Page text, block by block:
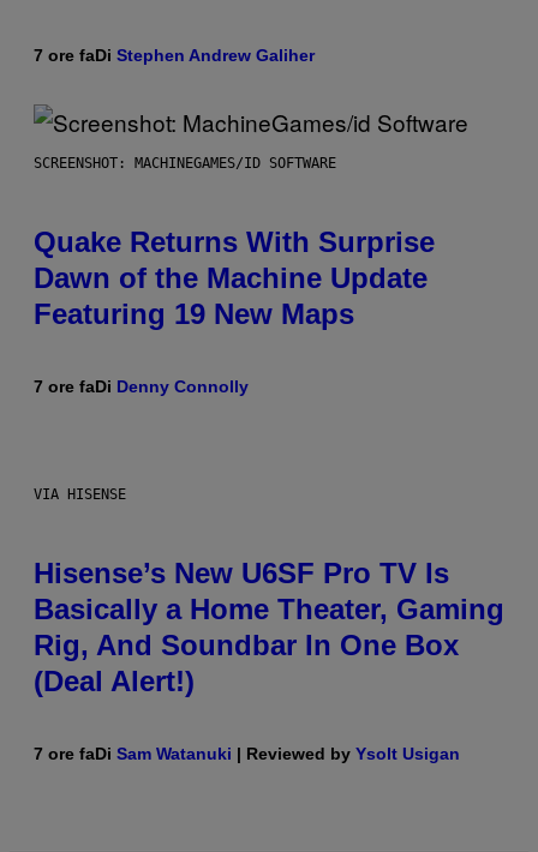
7 ore faDi Stephen Andrew Galiher
SCREENSHOT: MACHINEGAMES/ID SOFTWARE
Quake Returns With Surprise
Dawn of the Machine Update
Featuring 19 New Maps
7 ore faDi Denny Connolly
VIA HISENSE
Hisense’s New U6SF Pro TV Is
Basically a Home Theater, Gaming
Rig, And Soundbar In One Box
(Deal Alert!)
7 ore faDi Sam Watanuki | Reviewed by Ysolt Usigan